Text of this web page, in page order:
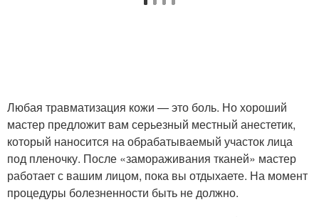
Любая травматизация кожи — это боль. Но хороший
мастер предложит вам серьезный местный анестетик,
который наносится на обрабатываемый участок лица
под пленочку. После «замораживания тканей» мастер
работает с вашим лицом, пока вы отдыхаете. На момент
процедуры болезненности быть не должно.